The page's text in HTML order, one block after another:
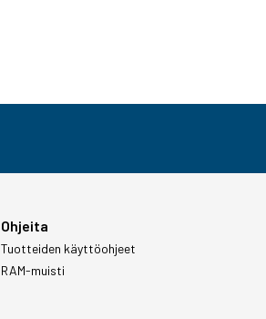
Ohjeita
Tuotteiden käyttöohjeet
RAM-muisti